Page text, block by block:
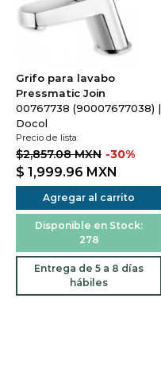
Grifo para lavabo
Pressmatic Join
00767738 (90007677038) |
Docol
Precio de lista:
$2,857.08 MXN -30%
$ 1,999.96 MXN
Agregar al carrito
Disponible en Stock:
278
Entrega de 5 a 8 días
hábiles